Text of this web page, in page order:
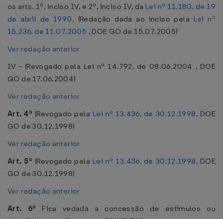
os arts. 1º, inciso IV, e 2º, inciso IV, da Lei nº 11.180, de 19
de abril de 1990. (Redação dada ao inciso pela Lei nº
15.236, de 11.07.2005 , DOE GO de 15.07.2005)
Ver redação anterior
IV - (Revogado pela Lei nº 14.792, de 08.06.2004 , DOE
GO de 17.06.2004)
Ver redação anterior
Art. 4º (Revogado pela Lei nº 13.436, de 30.12.1998, DOE
GO de 30.12.1998)
Ver redação anterior
Art. 5º (Revogado pela Lei nº 13.436, de 30.12.1998, DOE
GO de 30.12.1998)
Ver redação anterior
Art. 6º Fica vedada a concessão de estímulos ou